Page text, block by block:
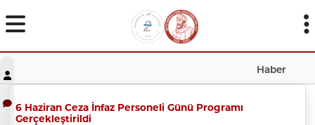
Haber
6 Haziran Ceza İnfaz Personeli Günü Programı
Gerçekleştirildi